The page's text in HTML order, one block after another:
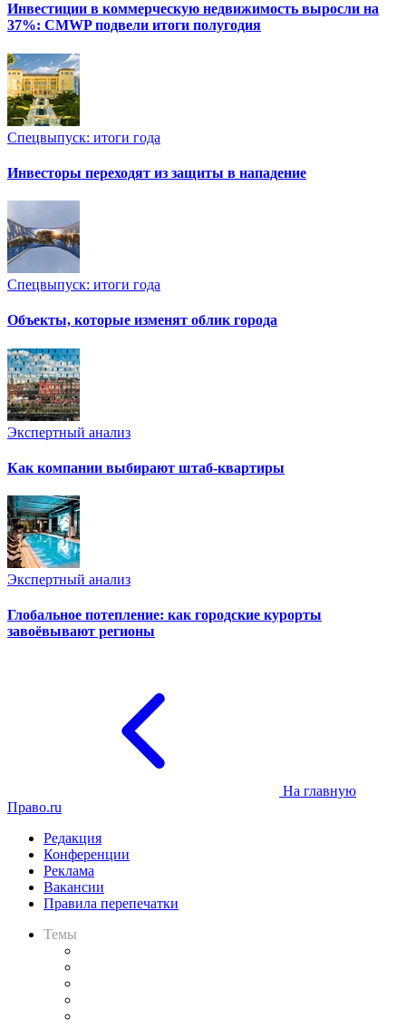
Инвестиции в коммерческую недвижимость выросли на
37%: CMWP подвели итоги полугодия
Спецвыпуск: итоги года
Инвесторы переходят из защиты в нападение
Спецвыпуск: итоги года
Объекты, которые изменят облик города
Экспертный анализ
Как компании выбирают штаб-квартиры
Экспертный анализ
Глобальное потепление: как городские курорты
завоёвывают регионы
На главную
Право.ru
Редакция
Конференции
Реклама
Вакансии
Правила перепечатки
Темы